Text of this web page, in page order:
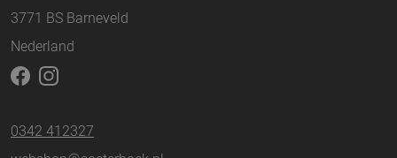
3771 BS Barneveld
Nederland
0342 412327